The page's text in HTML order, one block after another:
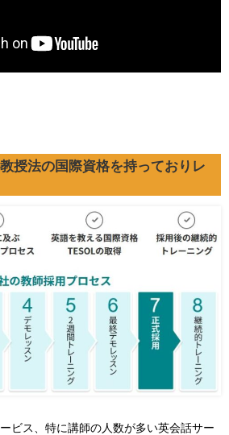
授法の国際資格を持っておりレ
ビス、特に講師の人数が多い英会話サー